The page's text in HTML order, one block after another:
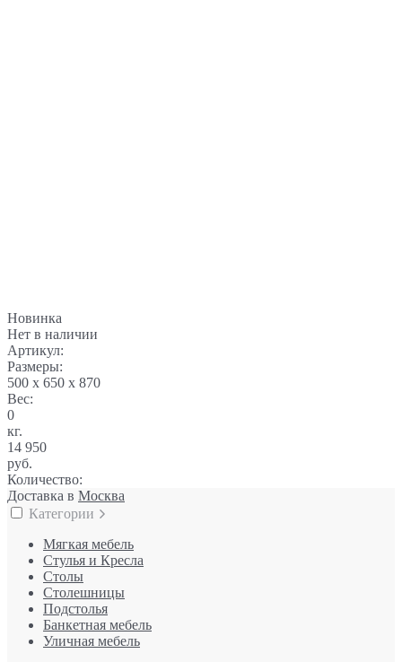
Новинка
Нет в наличии
Артикул:
Размеры:
500 x 650 x 870
Вес:
0
кг.
14 950
руб.
Количество:
Доставка в Москва
Категории
Мягкая мебель
Стулья и Кресла
Столы
Столешницы
Подстолья
Банкетная мебель
Уличная мебель